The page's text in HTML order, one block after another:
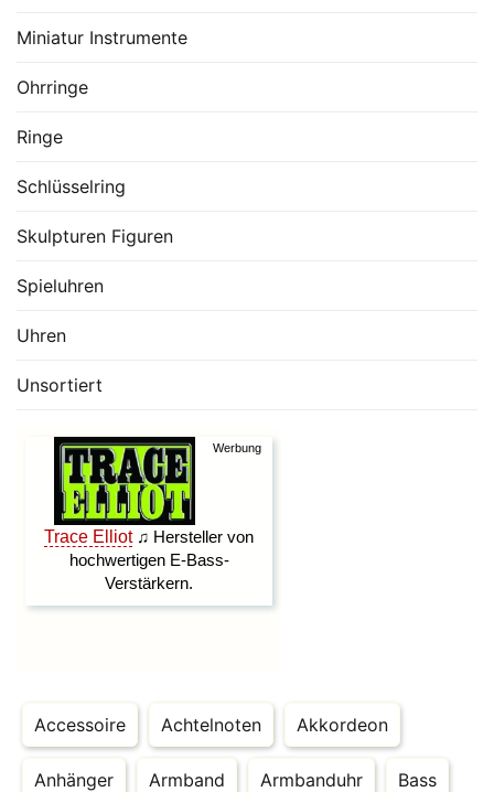
Miniatur Instrumente
Ohrringe
Ringe
Schlüsselring
Skulpturen Figuren
Spieluhren
Uhren
Unsortiert
Accessoire Achtelnoten Akkordeon
Anhänger Armband Armbanduhr Bass